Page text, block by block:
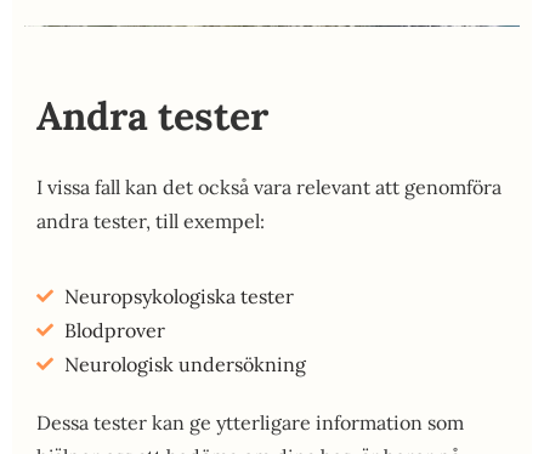
Andra tester
I vissa fall kan det också vara relevant att genomföra
andra tester, till exempel:
Neuropsykologiska tester
Blodprover
Neurologisk undersökning
Dessa tester kan ge ytterligare information som